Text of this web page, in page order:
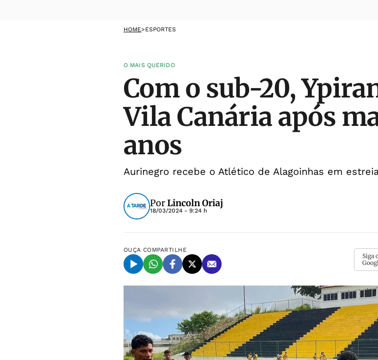
HOME>ESPORTES
O MAIS QUERIDO
Com o sub-20,
Vila Canária após
anos
Aurinegro recebe o Atlético de Alagoinhas em
PorLincoln Oriaj
18/03/2024 - 9:24 h
OUÇA COMPARTILHE
Siga